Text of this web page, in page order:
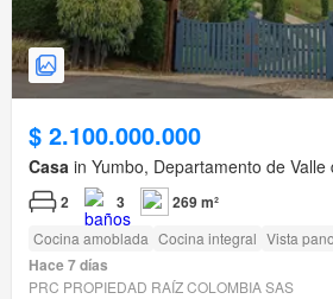
$ 2.100.000.000
Casa in Yumbo, Departamento de Valle
2 3 269 m²
Cocina amoblada Cocina integral Vista
Hace 7 días
PRC PROPIEDAD RAÍZ COLOMBIA SAS